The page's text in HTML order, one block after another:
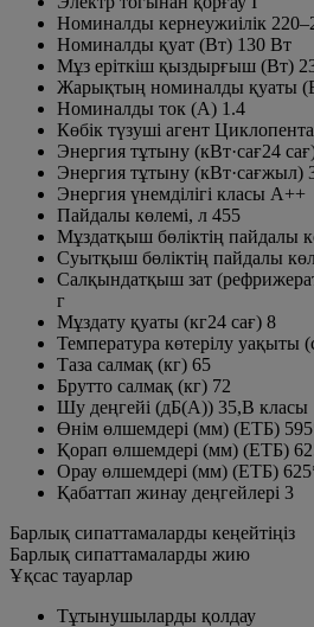
Номиналды кернеужиілік
Номиналды қуат (Вт) 130 Вт
Мұз еріткіш қыздырғыш (Вт)
Жарықтың номиналды қуаты
Номиналды ток (А) 1.4
Көбік түзуші агент
Энергия тұтыну (кВт·сағ24
Энергия тұтыну (кВт·сағжыл)
Энергия үнемділігі класы A++
Пайдалы көлемі, л 455
Мұздатқыш бөліктің пайдалы
Суытқыш бөліктің пайдалы
Салқындатқыш зат
г
Мұздату қуаты (кг24 сағ) 8
Температура көтерілу уақыты
Таза салмақ (кг) 65
Брутто салмақ (кг) 72
Шу деңгейі (дБ(A)) 35,B класы
Өнім өлшемдері (мм) (ЕТБ)
Қорап өлшемдері (мм) (ЕТБ)
Орау өлшемдері (мм) (ЕТБ)
Қабаттап жинау деңгейлері 3
Барлық сипаттамаларды кеңейтіңіз
Барлық сипаттамаларды жию
Ұқсас тауарлар
Тұтынушыларды қолдау